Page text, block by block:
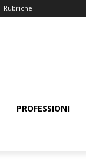
Rubriche
PROFESSIONI